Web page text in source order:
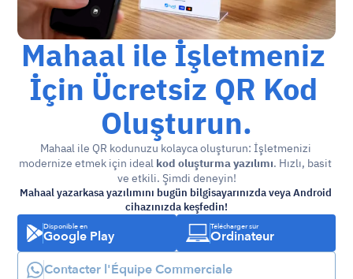
Mahaal ile İşletmeniz
İçin Ücretsiz QR Kod
Oluşturun.
Mahaal ile QR kodunuzu kolayca oluşturun: İşletmenizi
modernize etmek için ideal kod oluşturma yazılımı. Hızlı, basit
ve etkili. Şimdi deneyin!
Mahaal yazarkasa yazılımını bugün bilgisayarınızda veya Android
cihazınızda keşfedin!
Disponible en
Google Play
Télécharger sur
Ordinateur
Contacter l'Équipe Commerciale